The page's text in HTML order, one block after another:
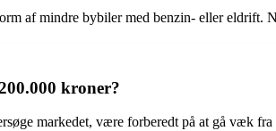
af mindre bybiler med benzin- eller eldrift.
kroner?
markedet, være forberedt på at gå væk